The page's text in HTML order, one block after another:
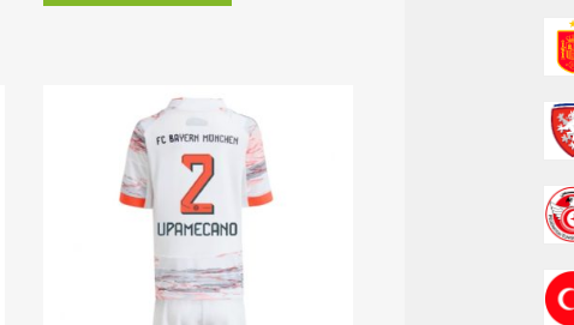
optie
kan
gekozen
worden
de
productpagina